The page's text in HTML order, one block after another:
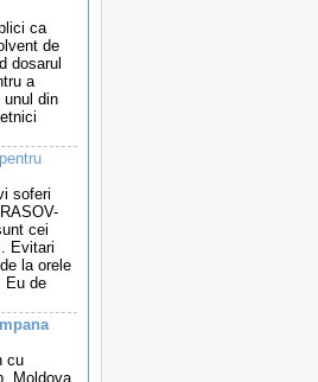
ca
de
dosarul
a
unul din
pentru
soferi
cei
Evitari
la orele
Eu de
cu
Moldova